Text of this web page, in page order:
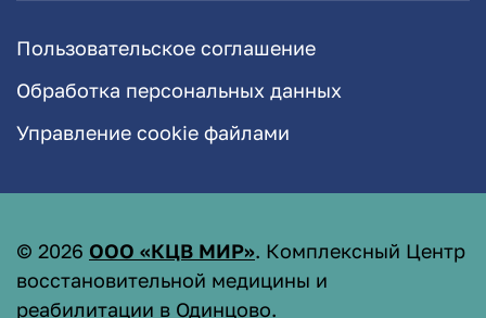
Пользовательское соглашение
Обработка персональных данных
Управление cookie файлами
© 2026 ООО «КЦВ МИР». Комплексный Центр
восстановительной медицины и
реабилитации в Одинцово.